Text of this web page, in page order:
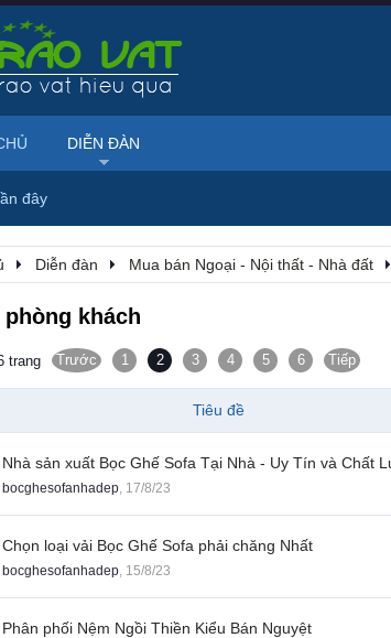
Diễn đàn Mua bán Ngoại - Nội thất - Nhà đất
khách
trang Trước 1 2 3 4 5 6 Tiếp
Tiêu đề
Nhà sản xuất Bọc Ghế Sofa Tại Nhà - Uy Tín và Chất
bocghesofanhadep, 17/8/23
Chọn loại vải Bọc Ghế Sofa phải chăng Nhất
bocghesofanhadep, 15/8/23
Phân phối Nệm Ngồi Thiền Kiểu Bán Nguyệt
DIỄN ĐÀN
đây